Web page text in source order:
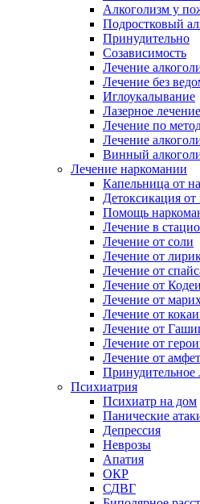
Алкоголизм у
Подростковый
Принудительно
Созависимость
Лечение
Лечение без
Иглоукалывание
Лазерное лечение
Лечение по
Лечение
Винный
Лечение наркомании
Капельница от
Детоксикация от
Помощь
Лечение в
Лечение от соли
Лечение от
Лечение от
Лечение от
Лечение от
Лечение от
Лечение от
Лечение от
Лечение от
Принудительное
Психиатрия
Психиатр на дом
Панические
Депрессия
Неврозы
Апатия
ОКР
СДВГ